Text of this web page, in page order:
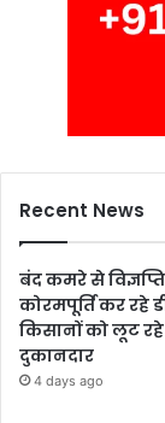
Recent News
बंद कमरे से
कोरमपूर्ति कर रहे
किसानों को लूट
दुकानदार
4 days ago